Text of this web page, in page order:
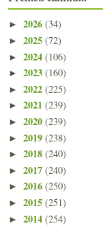
► 2026 (34)
► 2025 (72)
► 2024 (106)
► 2023 (160)
► 2022 (225)
► 2021 (239)
► 2020 (239)
► 2019 (238)
► 2018 (240)
► 2017 (240)
► 2016 (250)
► 2015 (251)
► 2014 (254)